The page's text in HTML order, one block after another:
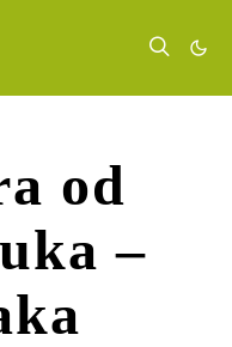
od
–